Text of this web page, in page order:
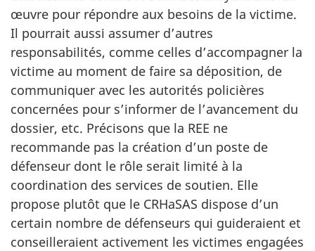
œuvre pour répondre aux besoins de la victime.
Il pourrait aussi assumer d’autres
responsabilités, comme celles d’accompagner la
victime au moment de faire sa déposition, de
communiquer avec les autorités policières
concernées pour s’informer de l’avancement du
dossier, etc. Précisons que la REE ne
recommande pas la création d’un poste de
défenseur dont le rôle serait limité à la
coordination des services de soutien. Elle
propose plutôt que le CRHaSAS dispose d’un
certain nombre de défenseurs qui guideraient et
conseilleraient activement les victimes engagées